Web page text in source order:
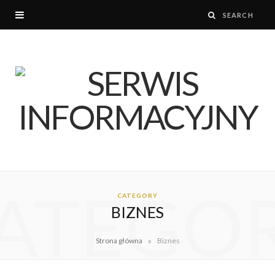
CATEGORY
BIZNES
Strona główna » Biznes